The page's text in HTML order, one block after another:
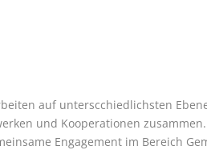
auf unterscchiedlichsten
und Kooperationen
Engagement im Bereich